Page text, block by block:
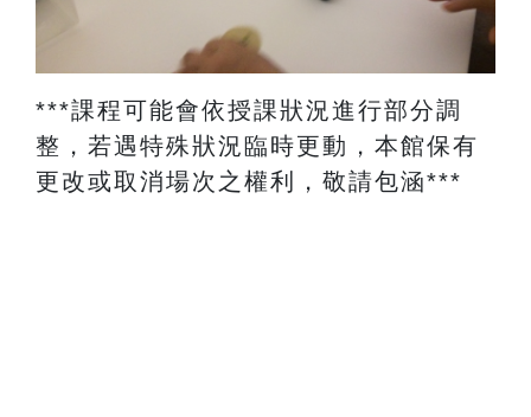
​***課程可能會依授課狀況進行部分調
整，若遇特殊狀況臨時更動，本館保有
更改或取消場次之權利，敬請包涵***